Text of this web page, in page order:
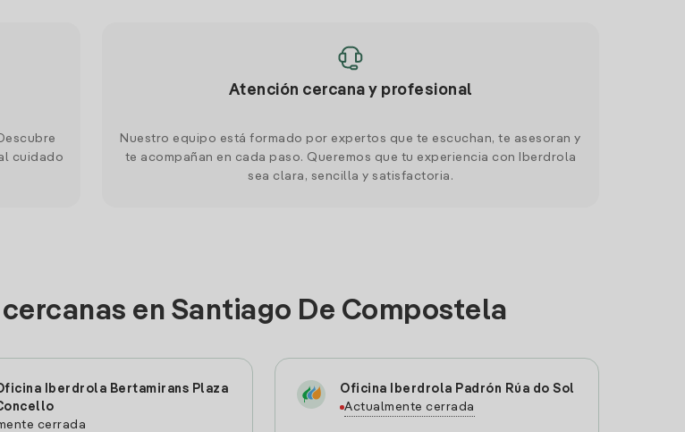
cuidado
Atención cercana y profesional
Nuestro equipo está formado por expertos que te escuchan, te asesoran y
te acompañan en cada paso. Queremos que tu experiencia con Iberdrola
sea clara, sencilla y satisfactoria.
en Santiago De Compostela
Iberdrola Bertamirans Plaza
cerrada
Oficina Iberdrola Padrón Rúa do Sol
Actualmente cerrada